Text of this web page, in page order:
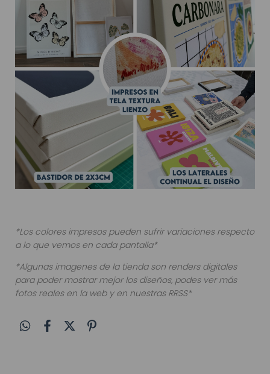
*Los colores impresos pueden sufrir variaciones respecto
a lo que vemos en cada pantalla*
*Algunas imagenes de la tienda son renders digitales
para poder mostrar mejor los diseños, podes ver más
fotos reales en la web y en nuestras RRSS*